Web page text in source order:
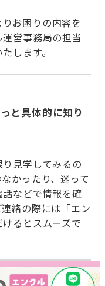
りお困りの内容を
営事務局の担当
します。
と具体的に知り
見学してみるの
かったり、迷って
などで情報を確
絡の際には「エン
るとスムーズで